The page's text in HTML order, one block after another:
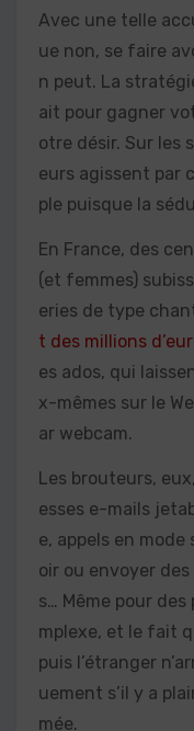
Avec une telle
ue non, se faire
n peut. La
ait pour gagner
otre désir. Sur les
eurs agissent par
ple puisque la
En France, des
(et femmes)
eries de type
t des millions
es ados, qui
x-mêmes sur le
ar webcam.
Les brouteurs,
esses e-mails
e, appels en
oir ou envoyer
s… Même pour
mplexe, et le fait
puis l’étranger
uement s’il y a
mée.